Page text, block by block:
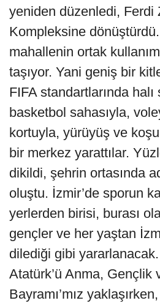
yeniden düzenledi, Ferdi
Kompleksine
mahallenin ortak
taşıyor. Yani geniş bir
FIFA standartlarında halı
basketbol sahasıyla,
kortuyla, yürüyüş ve
bir merkez yarattılar.
dikildi, şehrin ortasında
oluştu. İzmir’de sporun
yerlerden birisi, burası
gençler ve her yaştan
dilediği gibi
Atatürk’ü Anma, Gençlik
Bayramı’mız